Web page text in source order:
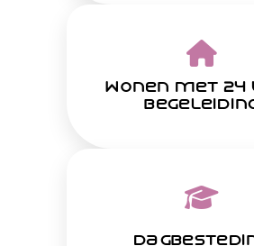
wonen met 24